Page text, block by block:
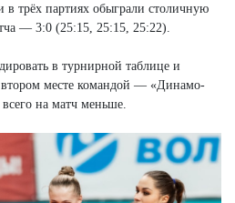
в трёх партиях обыграли столичную
— 3:0 (25:15, 25:15, 25:22).
в турнирной таблице и
втором месте командой — «Динамо-
на матч меньше.